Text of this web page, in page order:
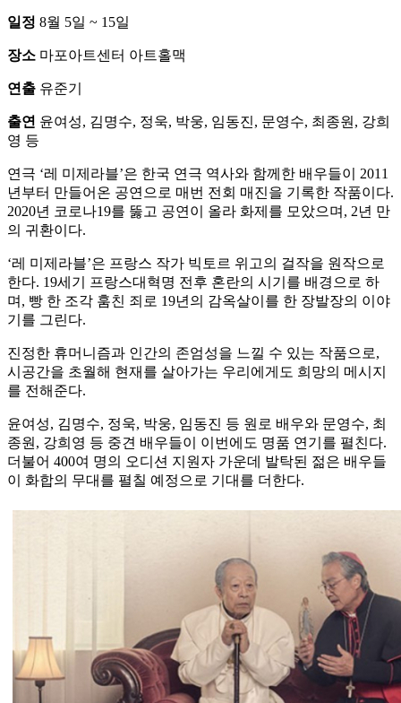
일정 8월 5일 ~ 15일
장소 마포아트센터 아트홀맥
연출 유준기
출연 윤여성, 김명수, 정욱, 박웅, 임동진, 문영수, 최종원, 강희
영 등
연극 ‘레 미제라블’은 한국 연극 역사와 함께한 배우들이 2011
년부터 만들어온 공연으로 매번 전회 매진을 기록한 작품이다.
2020년 코로나19를 뚫고 공연이 올라 화제를 모았으며, 2년 만
의 귀환이다.
‘레 미제라블’은 프랑스 작가 빅토르 위고의 걸작을 원작으로
한다. 19세기 프랑스대혁명 전후 혼란의 시기를 배경으로 하
며, 빵 한 조각 훔친 죄로 19년의 감옥살이를 한 장발장의 이야
기를 그린다.
진정한 휴머니즘과 인간의 존엄성을 느낄 수 있는 작품으로,
시공간을 초월해 현재를 살아가는 우리에게도 희망의 메시지
를 전해준다.
윤여성, 김명수, 정욱, 박웅, 임동진 등 원로 배우와 문영수, 최
종원, 강희영 등 중견 배우들이 이번에도 명품 연기를 펼친다.
더불어 400여 명의 오디션 지원자 가운데 발탁된 젊은 배우들
이 화합의 무대를 펼칠 예정으로 기대를 더한다.